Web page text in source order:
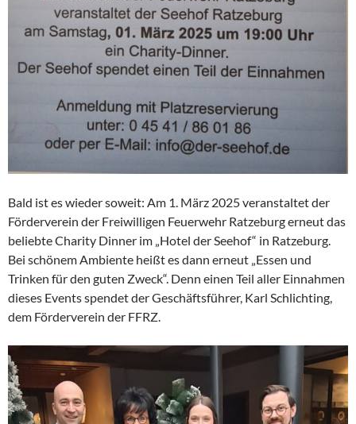
Bald ist es wieder soweit: Am 1. März 2025 veranstaltet der
Förderverein der Freiwilligen Feuerwehr Ratzeburg erneut das
beliebte Charity Dinner im „Hotel der Seehof“ in Ratzeburg.
Bei schönem Ambiente heißt es dann erneut „Essen und
Trinken für den guten Zweck“. Denn einen Teil aller Einnahmen
dieses Events spendet der Geschäftsführer, Karl Schlichting,
dem Förderverein der FFRZ.